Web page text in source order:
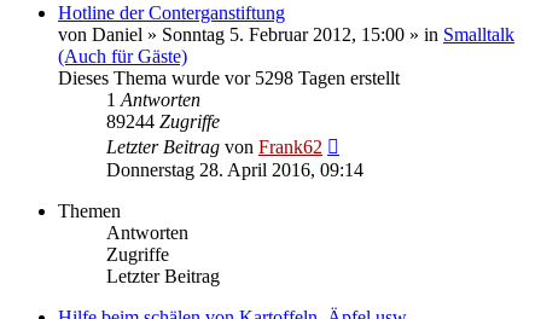
Hotline der Conterganstiftung
von Daniel » Sonntag 5. Februar 2012, 15:00 » in Smalltalk
(Auch für Gäste)
Dieses Thema wurde vor 5298 Tagen erstellt
1 Antworten
89244 Zugriffe
Letzter Beitrag von Frank62
Donnerstag 28. April 2016, 09:14
Themen
Antworten
Zugriffe
Letzter Beitrag